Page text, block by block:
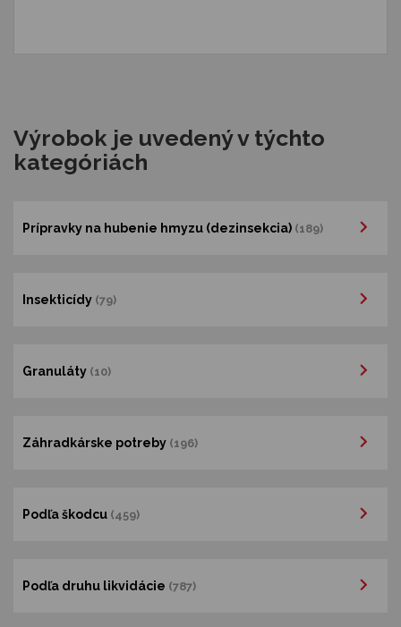
Výrobok je uvedený v týchto
kategóriách
Prípravky na hubenie hmyzu (dezinsekcia) (189)
Insekticídy (79)
Granuláty (10)
Záhradkárske potreby (196)
Podľa škodcu (459)
Podľa druhu likvidácie (787)